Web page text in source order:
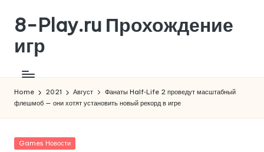
Skip
content
8-Play.ru Прохождение
игр
Home 2021 Август
Фанаты Half‑Life 2 проведут масштабный
флешмоб — они хотят установить новый рекорд в игре
Posted
Games Новости